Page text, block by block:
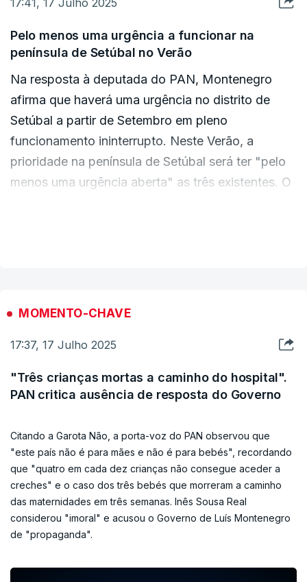
Pelo menos uma urgência a funcionar na
península de Setúbal no Verão
Na resposta à deputada do PAN, Montenegro
afirma que haverá uma urgência no distrito de
Setúbal a partir de Setembro em pleno
funcionamento ininterrupto. Neste Verão, a
prioridade na península de Setúbal será ter "pelo
menos uma urgência aberta" as três existentes. O
MOMENTO-CHAVE
17:37, 17 Julho 2025
"Três crianças mortas a caminho do hospital".
PAN critica ausência de resposta do Governo
Citando a Garota Não, a porta-voz do PAN observou que
"este país não é para mães e não é para bebés", recordando
que "quatro em cada dez crianças não consegue aceder a
creches" e o caso dos três bebés que morreram a caminho
das maternidades em três semanas. Inês Sousa Real
considerou "imoral" e acusou o Governo de Luís Montenegro
de "propaganda".